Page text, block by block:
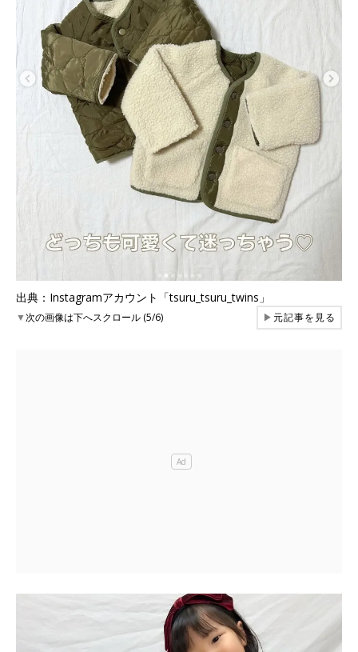
出典：Instagramアカウント「tsuru_tsuru_twins」
▼次の画像は下へスクロール (5/6) ▶元記事を見る